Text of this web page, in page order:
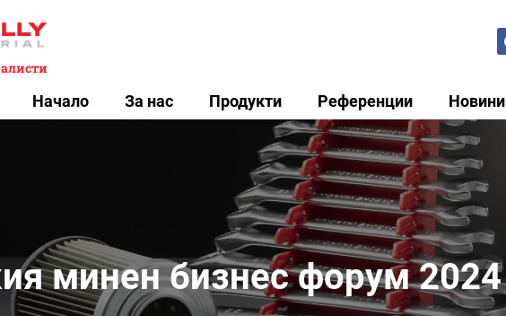
Начало За нас Продукти Референции Новини
минен бизнес форум 2024